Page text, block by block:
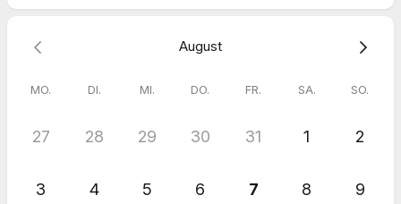
August
MO. DI. MI. DO. FR. SA. SO.
27 28 29 30 31 1 2
3 4 5 6 7 8 9